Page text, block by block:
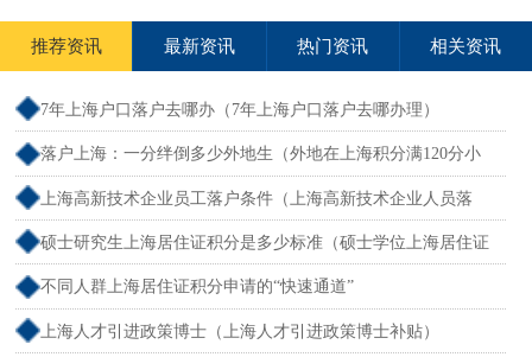
推荐资讯 最新资讯 热门资讯 相关资讯
7年上海户口落户去哪办（7年上海户口落户去哪办理）
落户上海：一分绊倒多少外地生（外地在上海积分满120分小
孩可以考上海大学吗）
上海高新技术企业员工落户条件（上海高新技术企业人员落
户）
硕士研究生上海居住证积分是多少标准（硕士学位上海居住证
积分）
不同人群上海居住证积分申请的“快速通道”
上海人才引进政策博士（上海人才引进政策博士补贴）